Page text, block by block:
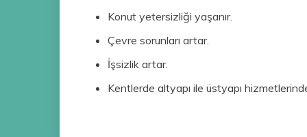
Konut yetersizliği yaşanır.
Çevre sorunları artar.
İşsizlik artar.
Kentlerde altyapı ile üstyapı